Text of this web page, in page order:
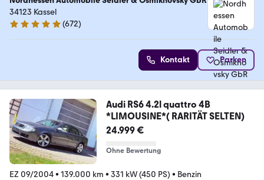
34123 Kassel
4.9 Sterne
(672)
Kontakt Parken
Audi RS6 4.2l quattro 4B
*LIMOUSINE*( RARITÄT SELTEN)
24.999 €
Ohne Bewertung
EZ 09/2004• 139.000 km • 331 kW (450 PS) • Benzin